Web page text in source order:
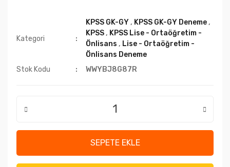
Kategori
KPSS GK-GY, KPSS GK-GY Deneme,
KPSS, KPSS Lise - Ortaöğretim -
Önlisans , Lise - Ortaöğretim -
Önlisans Deneme
Stok Kodu
WWYBJ8G87R
SEPETE EKLE